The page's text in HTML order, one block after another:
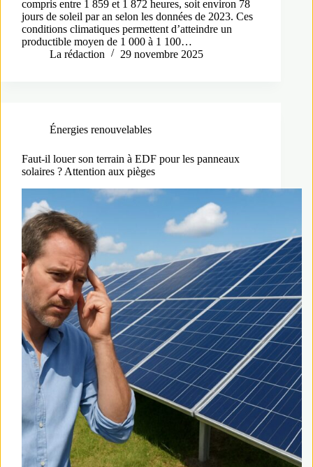
compris entre 1 859 et 1 872 heures, soit environ 78
jours de soleil par an selon les données de 2023. Ces
conditions climatiques permettent d’atteindre un
productible moyen de 1 000 à 1 100…
La rédaction
29 novembre 2025
Énergies renouvelables
Faut-il louer son terrain à EDF pour les panneaux
solaires ? Attention aux pièges